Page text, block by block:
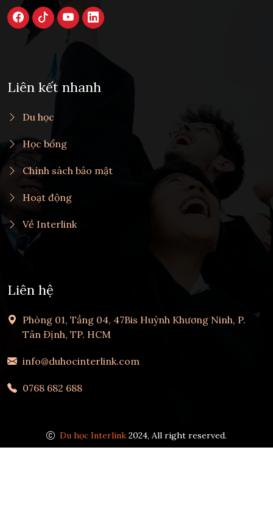
Liên kết nhanh
Du học
Học bổng
Chính sách bảo mật
Hoạt động
Về Interlink
Liên hệ
Phòng 01, Tầng 04, 47Bis Huỳnh Khương Ninh, P.
Tân Định, TP. HCM
info@duhocinterlink.com
0768 682 688
Du học Interlink 2024, All right reserved.